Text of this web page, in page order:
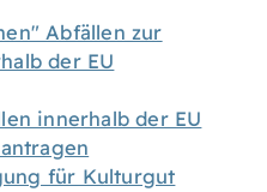
Abfällen zur
der EU
innerhalb der EU
für Kulturgut